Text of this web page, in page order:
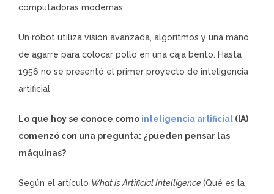
computadoras modernas.
Un robot utiliza visión avanzada, algoritmos y una mano
de agarre para colocar pollo en una caja bento. Hasta
1956 no se presentó el primer proyecto de inteligencia
artificial
Lo que hoy se conoce como inteligencia artificial (IA)
comenzó con una pregunta: ¿pueden pensar las
máquinas?
Según el artículo What is Artificial Intelligence (Qué es la